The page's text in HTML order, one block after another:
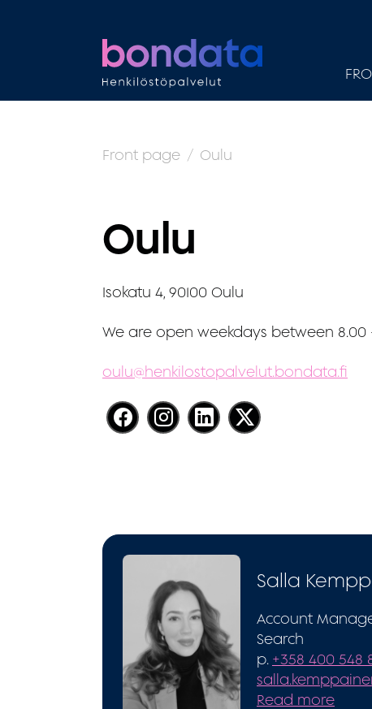
Front page Oulu
Oulu
Isokatu 4, 90100 Oulu
We are open weekdays between 8.00
oulu@henkilostopalvelut.bondata.fi
Salla
Account
Search
p. +358 400 548
Read more